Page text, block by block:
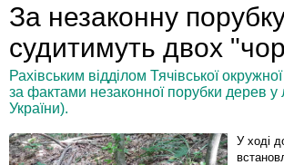
За незаконну
судитимуть двох
Рахівським відділом Тячівської
за фактами незаконної порубки дерев у
України).
У ході